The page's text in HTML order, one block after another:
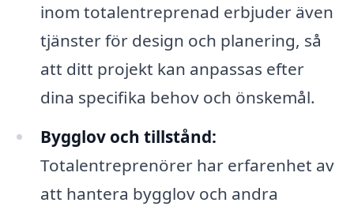
inom totalentreprenad erbjuder även
tjänster för design och planering, så
att ditt projekt kan anpassas efter
dina specifika behov och önskemål.
Bygglov och tillstånd:
Totalentreprenörer har erfarenhet av
att hantera bygglov och andra